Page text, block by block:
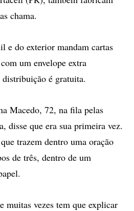
chama.
e do exterior mandam cartas
um envelope extra
é gratuita.
Macedo, 72, na fila pelas
disse que era sua primeira vez.
trazem dentro uma oração
de três, dentro de um
muitas vezes tem que explicar